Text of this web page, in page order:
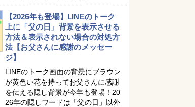
【2026年も登場】LINEのトーク
上に「父の日」背景を表示させる
方法＆表示されない場合の対処方
法【お父さんに感謝のメッセー
ジ】
LINEのトーク画面の背景にブラウン
が黄色い花を持ってお父さんに感謝
を伝える隠し背景が今年も登場！20
26年の隠しワードは「父の日」以外